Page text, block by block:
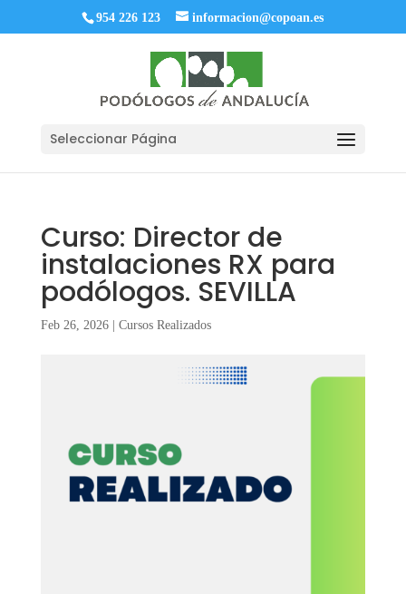
954 226 123 informacion@copoan.es
Seleccionar Página
Curso: Director de
instalaciones RX para
podólogos. SEVILLA
Feb 26, 2026| Cursos Realizados